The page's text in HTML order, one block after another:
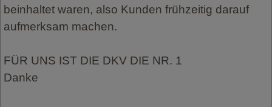
beinhaltet waren, also Kunden frühzeitig darauf
aufmerksam machen.
FÜR UNS IST DIE DKV DIE NR. 1
Danke